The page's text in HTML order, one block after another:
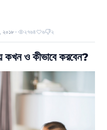
২০১৮ ● ২৭৬৪ ৬ ২
কখন ও কীভাবে করবেন?